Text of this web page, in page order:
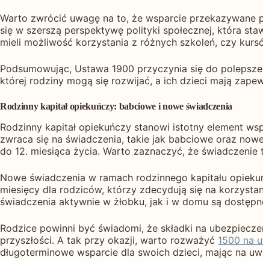
Warto zwrócić uwagę na to, że wsparcie
się w szerszą perspektywę polityki społecznej, która
mieli możliwość korzystania z różnych szkoleń, czy
Podsumowując, Ustawa 1900 przyczynia się do
której rodziny mogą się rozwijać, a ich dzieci mają
Rodzinny kapitał opiekuńczy: babciowe i nowe świadczenia
Rodzinny kapitał opiekuńczy stanowi istotny element
zwraca się na świadczenia, takie jak babciowe oraz
do 12. miesiąca życia. Warto zaznaczyć, że
Nowe świadczenia w ramach rodzinnego kapitału
miesięcy dla rodziców, którzy zdecydują się na
świadczenia aktywnie w żłobku, jak i w domu są
Rodzice powinni być świadomi, że składki na
przyszłości. A tak przy okazji, warto rozważyć 1500 na
długoterminowe wsparcie dla swoich dzieci, mając na